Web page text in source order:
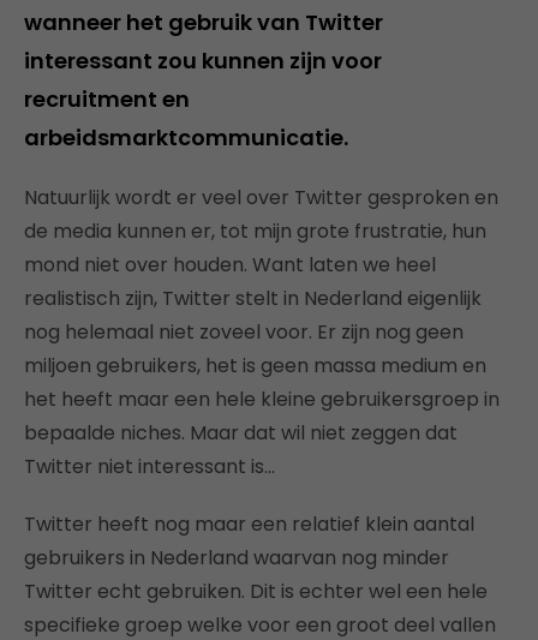
wanneer het gebruik van Twitter
interessant zou kunnen zijn voor
recruitment en
arbeidsmarktcommunicatie.
Natuurlijk wordt er veel over Twitter gesproken en
de media kunnen er, tot mijn grote frustratie, hun
mond niet over houden. Want laten we heel
realistisch zijn, Twitter stelt in Nederland eigenlijk
nog helemaal niet zoveel voor. Er zijn nog geen
miljoen gebruikers, het is geen massa medium en
het heeft maar een hele kleine gebruikersgroep in
bepaalde niches. Maar dat wil niet zeggen dat
Twitter niet interessant is…
Twitter heeft nog maar een relatief klein aantal
gebruikers in Nederland waarvan nog minder
Twitter echt gebruiken. Dit is echter wel een hele
specifieke groep welke voor een groot deel vallen